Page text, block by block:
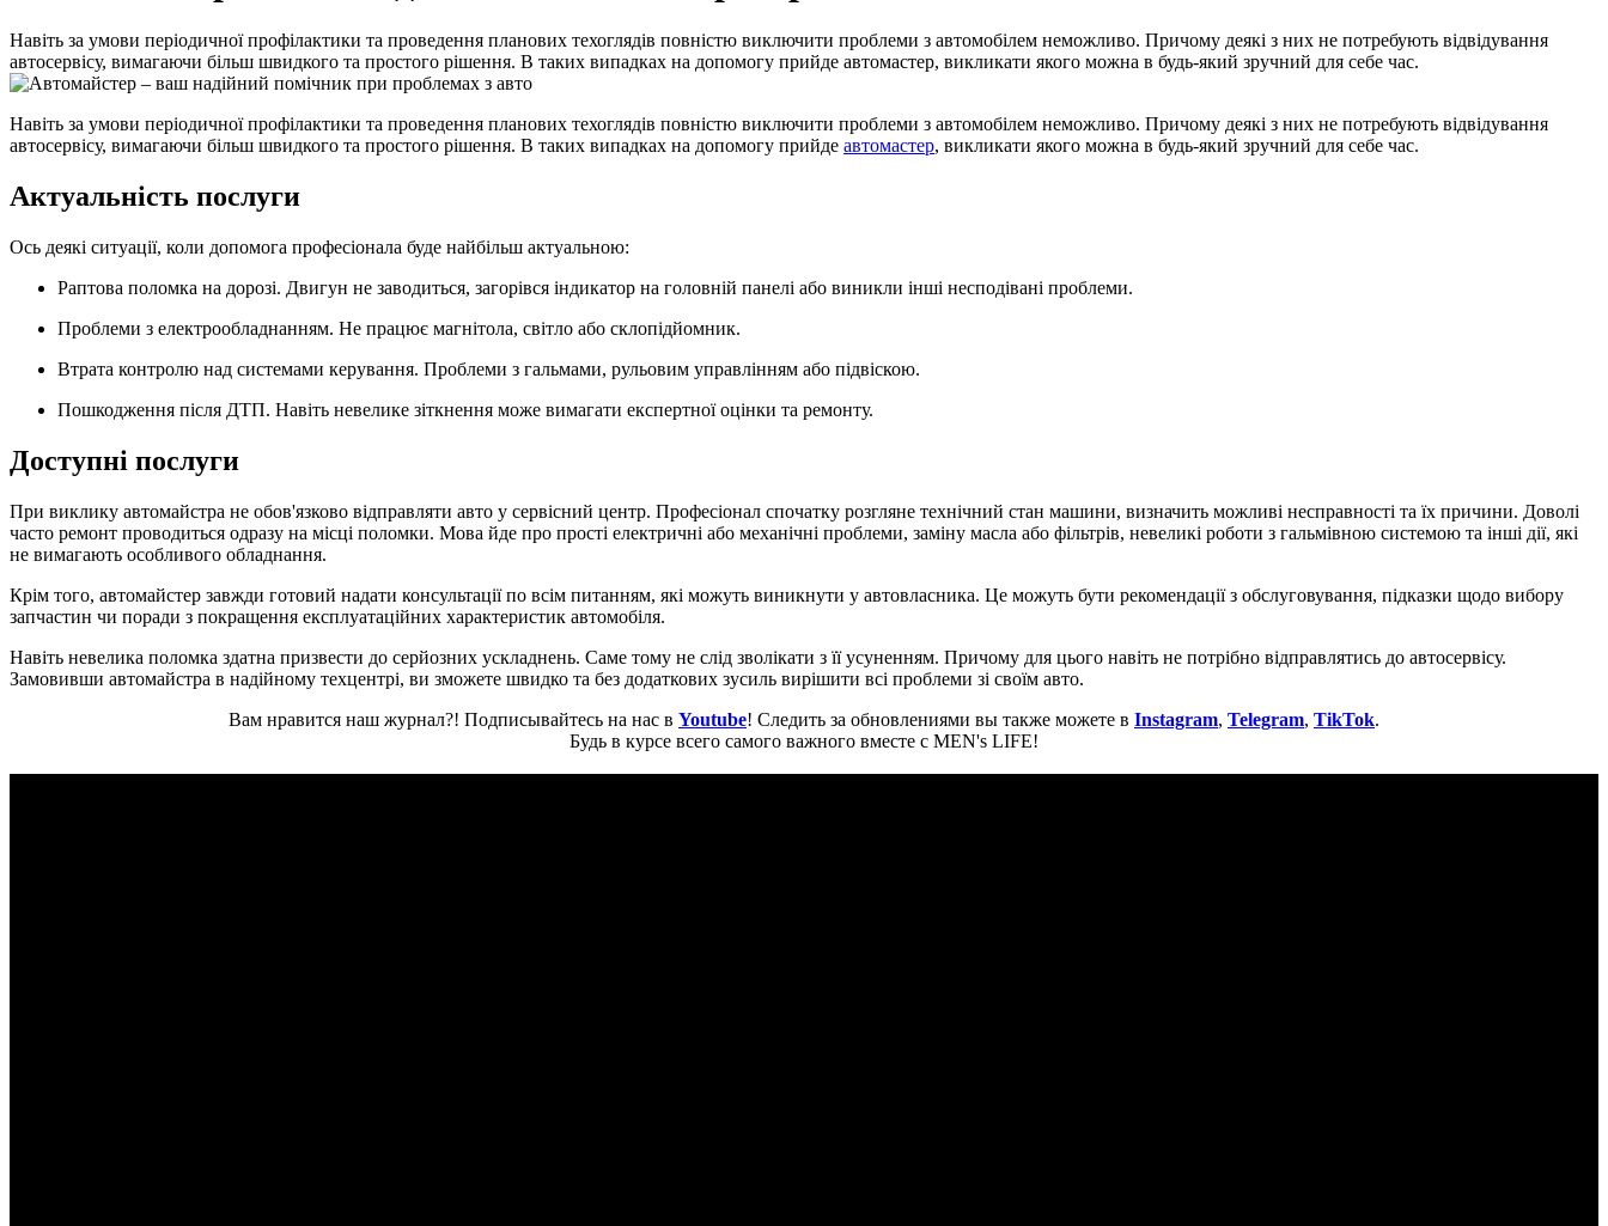
Навіть за умови періодичної профілактики та проведення планових техоглядів повністю виключити проблеми з автомобілем неможливо. Причому деякі з них не потребують відвідування
автосервісу, вимагаючи більш швидкого та простого рішення. В таких випадках на допомогу прийде автомастер, викликати якого можна в будь-який зручний для себе час.
Навіть за умови періодичної профілактики та проведення планових техоглядів повністю виключити проблеми з автомобілем неможливо. Причому деякі з них не потребують відвідування
автосервісу, вимагаючи більш швидкого та простого рішення. В таких випадках на допомогу прийде автомастер, викликати якого можна в будь-який зручний для себе час.
Актуальність послуги
Ось деякі ситуації, коли допомога професіонала буде найбільш актуальною:
Раптова поломка на дорозі. Двигун не заводиться, загорівся індикатор на головній панелі або виникли інші несподівані проблеми.
Проблеми з електрообладнанням. Не працює магнітола, світло або склопідйомник.
Втрата контролю над системами керування. Проблеми з гальмами, рульовим управлінням або підвіскою.
Пошкодження після ДТП. Навіть невелике зіткнення може вимагати експертної оцінки та ремонту.
Доступні послуги
При виклику автомайстра не обов'язково відправляти авто у сервісний центр. Професіонал спочатку розгляне технічний стан машини, визначить можливі несправності та їх причини. Доволі
часто ремонт проводиться одразу на місці поломки. Мова йде про прості електричні або механічні проблеми, заміну масла або фільтрів, невеликі роботи з гальмівною системою та інші дії, які
не вимагають особливого обладнання.
Крім того, автомайстер завжди готовий надати консультації по всім питанням, які можуть виникнути у автовласника. Це можуть бути рекомендації з обслуговування, підказки щодо вибору
запчастин чи поради з покращення експлуатаційних характеристик автомобіля.
Навіть невелика поломка здатна призвести до серйозних ускладнень. Саме тому не слід зволікати з її усуненням. Причому для цього навіть не потрібно відправлятись до автосервісу.
Замовивши автомайстра в надійному техцентрі, ви зможете швидко та без додаткових зусиль вирішити всі проблеми зі своїм авто.
Вам нравится наш журнал?! Подписывайтесь на нас в Youtube! Следить за обновлениями вы также можете в Instagram, Telegram, TikTok.
Будь в курсе всего самого важного вместе с MEN's LIFE!